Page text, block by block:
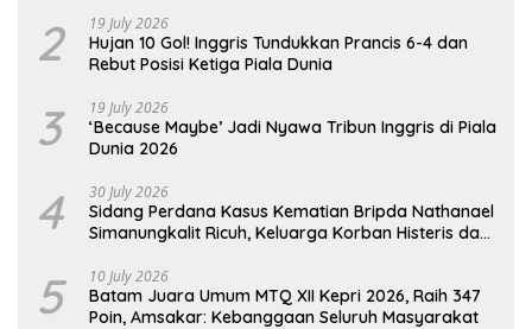
2 19 July 2026
Hujan 10 Gol! Inggris Tundukkan Prancis 6-4 dan
Rebut Posisi Ketiga Piala Dunia
3 19 July 2026
‘Because Maybe’ Jadi Nyawa Tribun Inggris di Piala
Dunia 2026
4 30 July 2026
Sidang Perdana Kasus Kematian Bripda Nathanael
Simanungkalit Ricuh, Keluarga Korban Histeris dan
5 10 July 2026
Batam Juara Umum MTQ XII Kepri 2026, Raih 347
Poin, Amsakar: Kebanggaan Seluruh Masyarakat